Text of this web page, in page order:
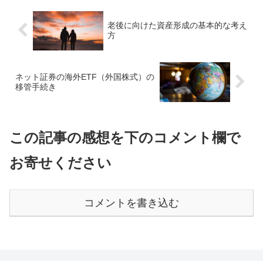
老後に向けた資産形成の基本的な考え
方
ネット証券の海外ETF（外国株式）の
移管手続き
この記事の感想を下のコメント欄で
お寄せください
コメントを書き込む